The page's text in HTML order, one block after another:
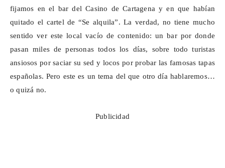
fijamos en el bar del Casino de Cartagena y en que habían
quitado el cartel de “Se alquila”. La verdad, no tiene mucho
sentido ver este local vacío de contenido: un bar por donde
pasan miles de personas todos los días, sobre todo turistas
ansiosos por saciar su sed y locos por probar las famosas tapas
españolas. Pero este es un tema del que otro día hablaremos…
o quizá no.
Publicidad